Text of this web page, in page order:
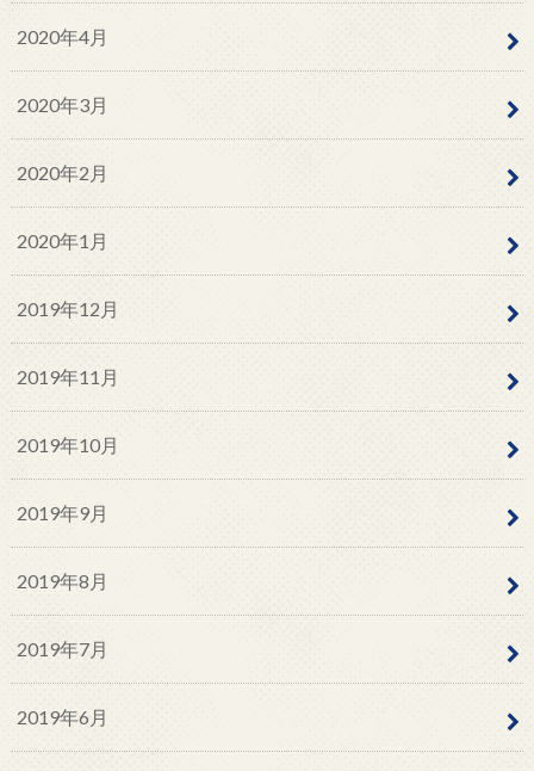
2020年4月
2020年3月
2020年2月
2020年1月
2019年12月
2019年11月
2019年10月
2019年9月
2019年8月
2019年7月
2019年6月